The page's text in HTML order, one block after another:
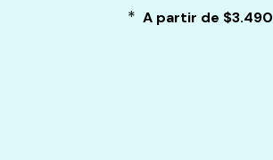
Las
* A partir de $3.490